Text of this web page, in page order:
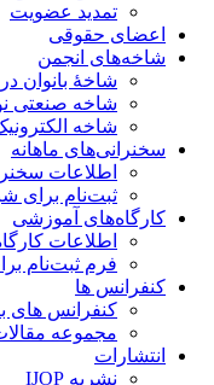
تمدید عضویت
اعضای حقوقی
شاخه‌های انجمن
شاخۀ بانوان
شاخه صنعتی
شاخه‌
سخنرانی‌های ماهانه
اطلاعات
ثبت‌نام برای
کارگاه‌های آموزشی
اطلاعات
فرم ثبت‌نام
کنفرانس ها
کنفرانس های
مجموعه
انتشارات
نشریه IJOP